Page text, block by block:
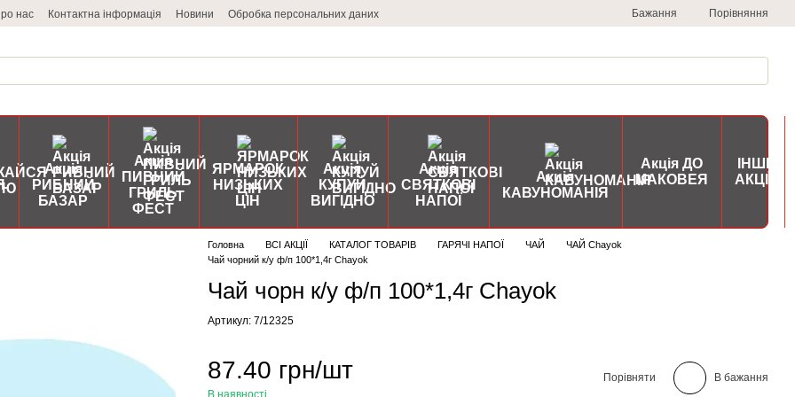
нас Контактна інформація Новини Обробка персональних даних Бажання Порівняння
Акція
РИБНИЙ
БАЗАР
Акція
ПИВНИЙ
ГРИЛЬ
ФЕСТ
ЯРМАРОК
НИЗЬКИХ
ЦІН
Акція
КУПУЙ
ВИГІДНО
Акція
СВЯТКОВІ
НАПОЇ
Акція
КАВУНОМАНІЯ
Акція ДО
МАКОВЕЯ
ІНШІ
АКЦІЇ
Головна ВСІ АКЦІЇ КАТАЛОГ ТОВАРІВ ГАРЯЧІ НАПОЇ ЧАЙ
ЧАЙ Chayok
Чай чорний к/у ф/п 100*1,4г Chayok
Чай чорн к/у ф/п 100*1,4г Chayok
Артикул: 7/12325
87.40 грн/шт
В наявності
Порівняти В бажання